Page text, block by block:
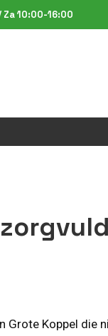
10:00-16:00
Koppel die